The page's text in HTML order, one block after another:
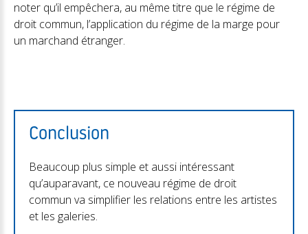
noter qu’il empêchera, au même titre que le régime de
droit commun, l’application du régime de la marge pour
un marchand étranger.
Conclusion
Beaucoup plus simple et aussi intéressant
qu’auparavant, ce nouveau régime de droit
commun va simplifier les relations entre les artistes
et les galeries.